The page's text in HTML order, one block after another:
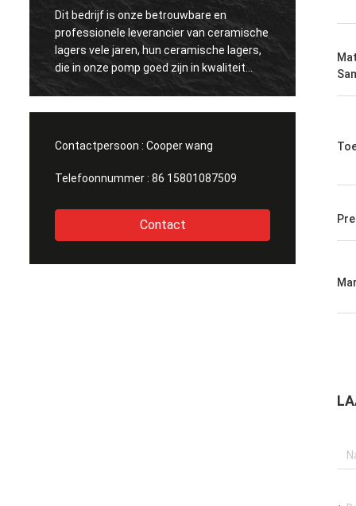
Dit bedrijf is onze betrouwbare en
professionele leverancier van ceramische
lagers vele jaren, hun ceramische lagers,
die in onze pomp goed zijn in kwaliteit
worden gebruikt.
Hun
Contactpersoon : Cooper wang
Telefoonnummer : 86 15801087509
Contact